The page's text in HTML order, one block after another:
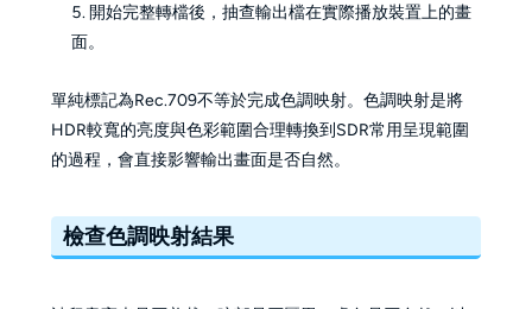
開始完整轉檔後，抽查輸出檔在實際播放裝置上的畫
面。
單純標記為Rec.709不等於完成色調映射。色調映射是將
HDR較寬的亮度與色彩範圍合理轉換到SDR常用呈現範圍
的過程，會直接影響輸出畫面是否自然。
檢查色調映射結果